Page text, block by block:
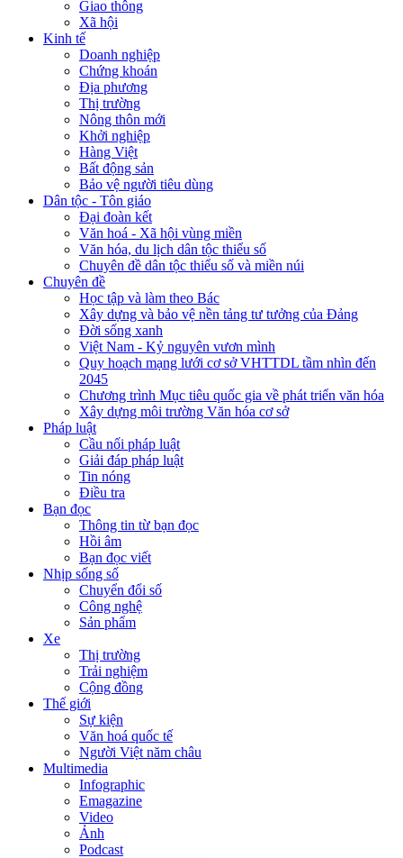
Giao thông
Xã hội
Kinh tế
Doanh nghiệp
Chứng khoán
Địa phương
Thị trường
Nông thôn mới
Khởi nghiệp
Hàng Việt
Bất động sản
Bảo vệ người tiêu dùng
Dân tộc - Tôn giáo
Đại đoàn kết
Văn hoá - Xã hội vùng miền
Văn hóa, du lịch dân tộc thiểu số
Chuyên đề dân tộc thiểu số và miền núi
Chuyên đề
Học tập và làm theo Bác
Xây dựng và bảo vệ nền tảng tư tưởng của Đảng
Đời sống xanh
Việt Nam - Kỷ nguyên vươn mình
Quy hoạch mạng lưới cơ sở VHTTDL tầm nhìn đến
2045
Chương trình Mục tiêu quốc gia về phát triển văn hóa
Xây dựng môi trường Văn hóa cơ sở
Pháp luật
Cầu nối pháp luật
Giải đáp pháp luật
Tin nóng
Điều tra
Bạn đọc
Thông tin từ bạn đọc
Hồi âm
Bạn đọc viết
Nhịp sống số
Chuyển đổi số
Công nghệ
Sản phẩm
Xe
Thị trường
Trải nghiệm
Cộng đồng
Thế giới
Sự kiện
Văn hoá quốc tế
Người Việt năm châu
Multimedia
Infographic
Emagazine
Video
Ảnh
Podcast